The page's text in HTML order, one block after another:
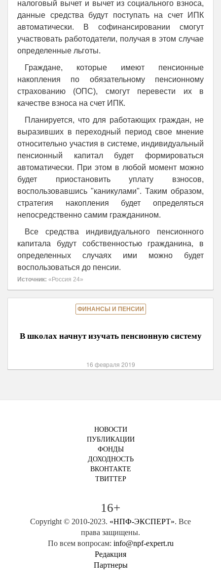
налоговый вычет и вычет из социального взноса,
данные средства будут поступать на счет ИПК
автоматически. В софинансировании смогут
участвовать работодатели, получая в этом случае
определенные льготы.
Граждане, которые имеют пенсионные
накопления по обязательному пенсионному
страхованию (ОПС), смогут перевести их в
качестве взноса на счет ИПК.
Планируется, что для работающих граждан, не
выразивших в переходный период свое мнение
относительно участия в системе, индивидуальный
пенсионный капитал будет формироваться
автоматически. При этом в любой момент можно
будет приостановить уплату взносов,
воспользовавшись "каникулами". Таким образом,
стратегия накопления будет определяться
непосредственно самим гражданином.
Все средства индивидуального пенсионного
капитала будут собственностью гражданина, в
определенных случаях ими можно будет
воспользоваться до пенсии.
Источник: «Россия 24»
ФИНАНСЫ И ПЕНСИИ
В школах начнут изучать пенсионную систему
16 февраля 2019
НОВОСТИ
ПУБЛИКАЦИИ
ФОНДЫ
ДОХОДНОСТЬ
ВКОНТАКТЕ
ТВИТТЕР
16+
Copyright © 2010-2023. «НПФ-ЭКСПЕРТ». Все
права защищены.
По всем вопросам: info@npf-expert.ru
Редакция
Партнеры